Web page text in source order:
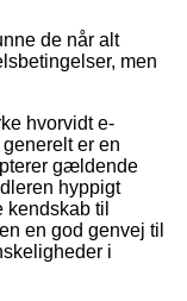
de når alt
men
hvorvidt e-
er en
gældende
hyppigt
til
en god genvej til
i